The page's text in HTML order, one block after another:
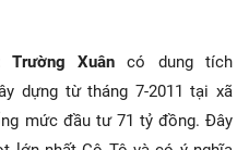
Xuân có dung tích
dựng từ tháng 7-2011 tại xã
mức đầu tư 71 tỷ đồng. Đây